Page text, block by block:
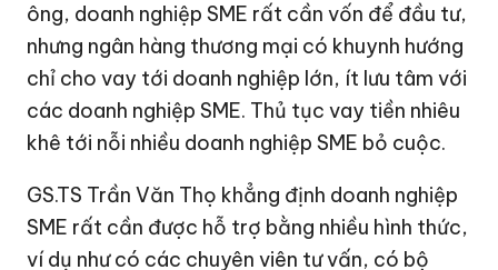
ông, doanh nghiệp SME rất cần vốn để đầu tư,
nhưng ngân hàng thương mại có khuynh hướng
chỉ cho vay tới doanh nghiệp lớn, ít lưu tâm với
các doanh nghiệp SME. Thủ tục vay tiền nhiêu
khê tới nỗi nhiều doanh nghiệp SME bỏ cuộc.
GS.TS Trần Văn Thọ khẳng định doanh nghiệp
SME rất cần được hỗ trợ bằng nhiều hình thức,
ví dụ như có các chuyên viên tư vấn, có bộ